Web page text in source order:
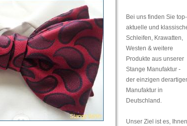
Bei uns finden Sie top-
aktuelle und
Schleifen, Krawatten,
Westen & weitere
Produkte aus unserer
Stange Manufaktur -
der einzigen
Manufaktur in
Deutschland.
Unser Ziel ist es, Ihnen